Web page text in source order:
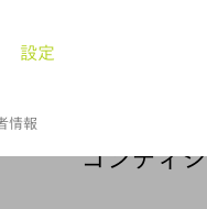
コンディ